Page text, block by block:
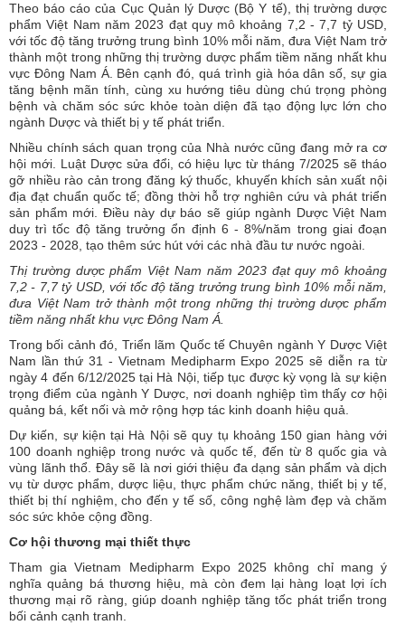
Theo báo cáo của Cục Quản lý Dược (Bộ Y tế), thị trường dược
phẩm Việt Nam năm 2023 đạt quy mô khoảng 7,2 - 7,7 tỷ USD,
với tốc độ tăng trưởng trung bình 10% mỗi năm, đưa Việt Nam trở
thành một trong những thị trường dược phẩm tiềm năng nhất khu
vực Đông Nam Á. Bên cạnh đó, quá trình già hóa dân số, sự gia
tăng bệnh mãn tính, cùng xu hướng tiêu dùng chú trọng phòng
bệnh và chăm sóc sức khỏe toàn diện đã tạo động lực lớn cho
ngành Dược và thiết bị y tế phát triển.
Nhiều chính sách quan trọng của Nhà nước cũng đang mở ra cơ
hội mới. Luật Dược sửa đổi, có hiệu lực từ tháng 7/2025 sẽ tháo
gỡ nhiều rào cản trong đăng ký thuốc, khuyến khích sản xuất nội
địa đạt chuẩn quốc tế; đồng thời hỗ trợ nghiên cứu và phát triển
sản phẩm mới. Điều này dự báo sẽ giúp ngành Dược Việt Nam
duy trì tốc độ tăng trưởng ổn định 6 - 8%/năm trong giai đoạn
2023 - 2028, tạo thêm sức hút với các nhà đầu tư nước ngoài.
Thị trường dược phẩm Việt Nam năm 2023 đạt quy mô khoảng
7,2 - 7,7 tỷ USD, với tốc độ tăng trưởng trung bình 10% mỗi năm,
đưa Việt Nam trở thành một trong những thị trường dược phẩm
tiềm năng nhất khu vực Đông Nam Á.
Trong bối cảnh đó, Triển lãm Quốc tế Chuyên ngành Y Dược Việt
Nam lần thứ 31 - Vietnam Medipharm Expo 2025 sẽ diễn ra từ
ngày 4 đến 6/12/2025 tại Hà Nội, tiếp tục được kỳ vọng là sự kiện
trọng điểm của ngành Y Dược, nơi doanh nghiệp tìm thấy cơ hội
quảng bá, kết nối và mở rộng hợp tác kinh doanh hiệu quả.
Dự kiến, sự kiện tại Hà Nội sẽ quy tụ khoảng 150 gian hàng với
100 doanh nghiệp trong nước và quốc tế, đến từ 8 quốc gia và
vùng lãnh thổ. Đây sẽ là nơi giới thiệu đa dạng sản phẩm và dịch
vụ từ dược phẩm, dược liệu, thực phẩm chức năng, thiết bị y tế,
thiết bị thí nghiệm, cho đến y tế số, công nghệ làm đẹp và chăm
sóc sức khỏe cộng đồng.
Cơ hội thương mại thiết thực
Tham gia Vietnam Medipharm Expo 2025 không chỉ mang ý
nghĩa quảng bá thương hiệu, mà còn đem lại hàng loạt lợi ích
thương mại rõ ràng, giúp doanh nghiệp tăng tốc phát triển trong
bối cảnh cạnh tranh.